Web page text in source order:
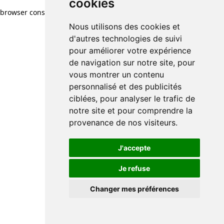
cookies
Nous utilisons des cookies et
d'autres technologies de suivi
pour améliorer votre expérience
de navigation sur notre site, pour
vous montrer un contenu
personnalisé et des publicités
ciblées, pour analyser le trafic de
notre site et pour comprendre la
provenance de nos visiteurs.
J'accepte
Je refuse
Changer mes préférences
browser console for more information)